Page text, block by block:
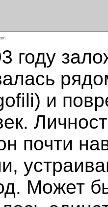
году
и
почти
Может